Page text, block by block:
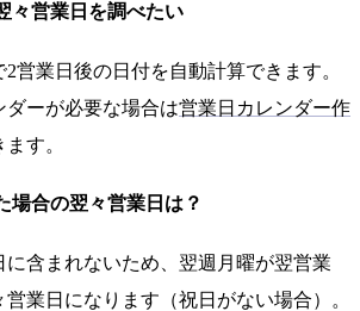
々営業日を調べたい
2営業日後の日付を自動計算できます。
ーが必要な場合は営業日カレンダー作
す。
場合の翌々営業日は？
に含まれないため、翌週月曜が翌営業
業日になります（祝日がない場合）。